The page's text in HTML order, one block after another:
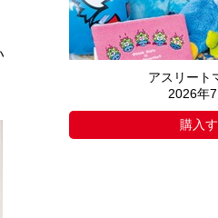
アスリート
2026年
購入